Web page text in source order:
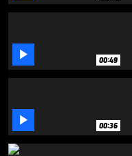
 00:49
 00:36